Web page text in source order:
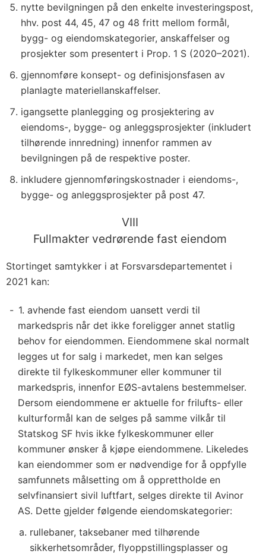
nytte bevilgningen på den enkelte investeringspost,
hhv. post 44, 45, 47 og 48 fritt mellom formål,
bygg- og eiendomskategorier, anskaffelser og
prosjekter som presentert i Prop. 1 S (2020–2021).
gjennomføre konsept- og definisjonsfasen av
planlagte materiellanskaffelser.
igangsette planlegging og prosjektering av
eiendoms-, bygge- og anleggsprosjekter (inkludert
tilhørende innredning) innenfor rammen av
bevilgningen på de respektive poster.
inkludere gjennomføringskostnader i eiendoms-,
bygge- og anleggsprosjekter på post 47.
VIII
Fullmakter vedrørende fast eiendom
Stortinget samtykker i at Forsvarsdepartementet i
2021 kan:
1. avhende fast eiendom uansett verdi til
markedspris når det ikke foreligger annet statlig
behov for eiendommen. Eiendommene skal normalt
legges ut for salg i markedet, men kan selges
direkte til fylkeskommuner eller kommuner til
markedspris, innenfor EØS-avtalens bestemmelser.
Dersom eiendommene er aktuelle for frilufts- eller
kulturformål kan de selges på samme vilkår til
Statskog SF hvis ikke fylkeskommuner eller
kommuner ønsker å kjøpe eiendommene. Likeledes
kan eiendommer som er nødvendige for å oppfylle
samfunnets målsetting om å opprettholde en
selvfinansiert sivil luftfart, selges direkte til Avinor
AS. Dette gjelder følgende eiendomskategorier:
rullebaner, taksebaner med tilhørende
sikkerhetsområder, flyoppstillingsplasser og